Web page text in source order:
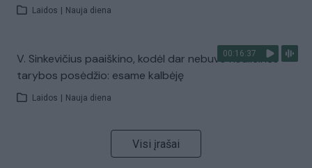
Laidos Nauja diena
00:16:37
V. Sinkevičius paaiškino, kodėl dar nebuvo Koalicinės
tarybos posėdžio: esame kalbėję
Laidos Nauja diena
Visi įrašai